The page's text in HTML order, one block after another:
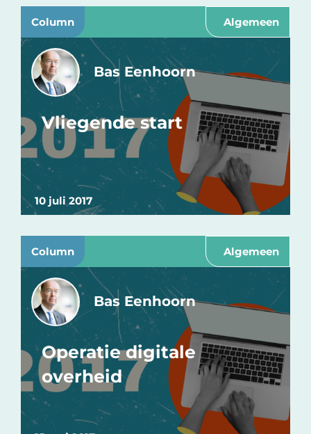
Column Algemeen
10 juli 2017
Bas Eenhoorn
Vliegende start
Column Algemeen
Bas Eenhoorn
Operatie digitale
overheid